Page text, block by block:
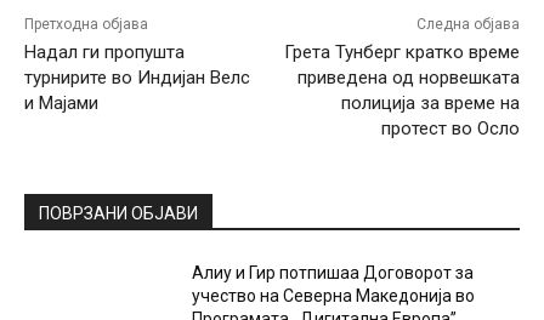
Претходна објава
Надал ги пропушта
турнирите во Индијан Велс
и Мајами
Следна објава
Грета Тунберг кратко време
приведена од норвешката
полиција за време на
протест во Осло
ПОВРЗАНИ ОБЈАВИ
Алиу и Гир потпишаа Договорот за
учество на Северна Македонија во